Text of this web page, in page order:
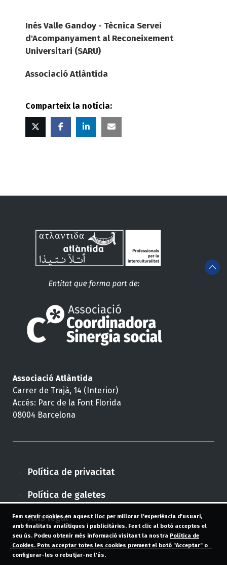
Inés Valle Gandoy - Tècnica Servei
d'Acompanyament al Reconeixement
Universitari (SARU)
Associació Atlàntida
Comparteix la notícia:
Twitter FacebookLinked
in
Associació Atlàntida
Carrer de Trajà, 14 (Interior)
Accés: Parc de la Font Florida
08004 Barcelona
Política de privacitat
Política de galetes
Avís legal
Fem servir cookies en aquest lloc per millorar l'experiència d'usuari,
amb finalitats analítiques i publicitàries. Fent clic al botó acceptes el
seu ús. Podeu obtenir més informació visitant la nostra Política de
Cookies. Pots acceptar totes les cookies prement el botó "Acceptar" o
configurar-les o rebutjar-ne l'ús.